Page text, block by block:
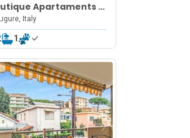
Apartaments 5
Italy
1